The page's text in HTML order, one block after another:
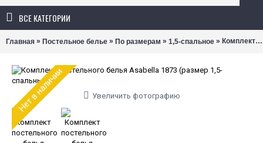
ВСЕ КАТЕГОРИИ
Главная » Постельное белье » По размерам » 1,5-спальное » Комплект постельного белья Asabella 1873 (размер 1,5-спальный)
Нет в наличии Увеличить фотографию